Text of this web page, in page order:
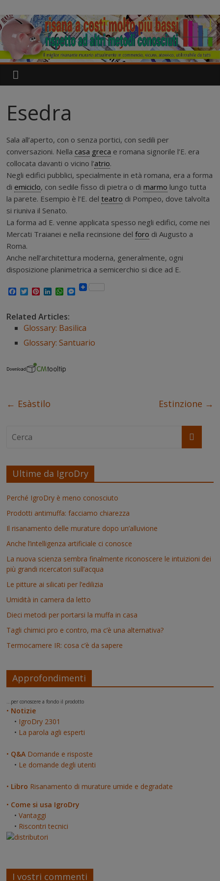
al
contenuto
IgroDry
miglior
risanante
per
muri
attualmente
in
Esedra
Sala all’aperto, con o senza portici, con sedili per
conversazioni. Nella casa greca e romana signorile l’E. era
collocata davanti o vicino l’atrio.
Negli edifici pubblici, specialmente in età romana, era a forma
di emiciclo, con sedile fisso di pietra o dimarmo lungo tutta
la parete. Esempio è l’E. delteatro di Pompeo, dove talvolta
si riuniva il Senato.
La forma ad E. venne applicata spesso negli edifici, come nei
Mercati Traianei e nella recinsione delforo di Augusto a
Roma.
Anche nell’architettura moderna, generalmente, ogni
disposizione planimetrica a semicerchio si dice ad E.
F
a
e
b
o
k
T
w
t
t
e
r
P
t
e
r
e
s
L
k
e
d
I
n
W
h
t
s
A
p
p
M
e
n
g
e
Related Articles:
Glossary: Basilica
Glossary: Santuario
← Esàstilo Estinzione →
Ultime da IgroDry
Perché IgroDry è meno conosciuto
Prodotti antimuffa: facciamo chiarezza
Il risanamento delle murature dopo un’alluvione
Anche l’intelligenza artificiale ci conosce
La nuova scienza sembra finalmente riconoscere le intuizioni dei
più grandi ricercatori sull’acqua
Le pitture ai silicati per l’edilizia
Umidità in camera da letto
Dieci metodi per portarsi la muffa in casa
Tagli chimici pro e contro, ma c’è una alternativa?
Termocamere IR: cosa c’è da sapere
Approfondimenti
...per conoscere a fondo il prodotto
• Notizie
• IgroDry 2301
• La parola agli esperti
• Q&A Domande e risposte
• Le domande degli utenti
• Libro Risanamento di murature umide e degradate
• Come si usa IgroDry
•Vantaggi
• Riscontri tecnici
I vostri commenti